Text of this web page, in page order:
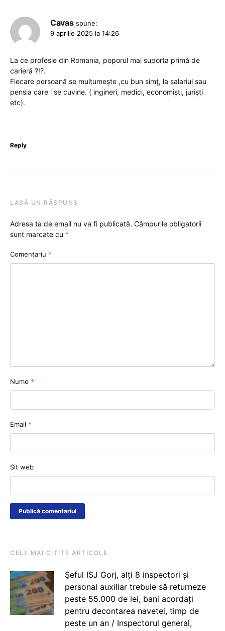
Cavas spune:
9 aprilie 2025 la 14:26
La ce profesie din Romania, poporul mai suporta primă de
carieră ?!?.
Fiecare persoană se mulțumește ,cu bun simț, la salariul sau
pensia care i se cuvine. ( ingineri, medici, economiști, juriști
etc).
Reply
LASĂ UN RĂSPUNS
Adresa ta de email nu va fi publicată. Câmpurile obligatorii
sunt marcate cu *
Comentariu *
Nume *
Email *
Sit web
CELE MAI CITITE ARTICOLE
Șeful ISJ Gorj, alți 8 inspectori și
personal auxiliar trebuie să returneze
peste 55.000 de lei, bani acordați
pentru decontarea navetei, timp de
peste un an / Inspectorul general,